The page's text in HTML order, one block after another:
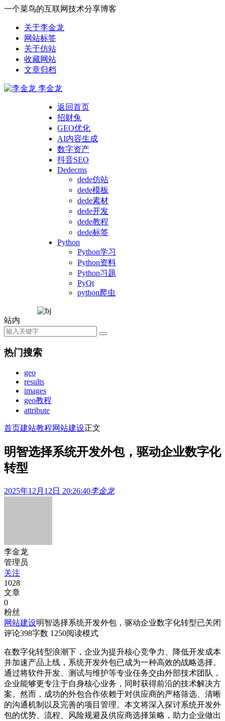
一个菜鸟的互联网技术分享博客
关于李金龙
网站标签
关于仿站
收藏网站
文章归档
李金龙
返回首页
招财兔
GEO优化
AI内容生成
数字资产
抖音SEO
Dedecms
dede仿站
dede模板
dede素材
dede开发
dede教程
dede标签
Python
Python学习
Python资料
Python习题
PyQt
python爬虫
站内
热门搜索
geo
results
images
geo教程
attribute
首页建站教程网站建设正文
明智选择系统开发外包，驱动企业数字化
转型
2025年12月12日 20:26:40李金龙
李金龙
管理员
关注
1028
文章
0
粉丝
网站建设明智选择系统开发外包，驱动企业数字化转型已关闭
评论398字数 1250阅读模式
在数字化转型浪潮下，企业为提升核心竞争力、降低开发成本
并加速产品上线，系统开发外包已成为一种高效的战略选择。
通过将软件开发、测试与维护等专业任务交由外部技术团队，
企业能够更专注于自身核心业务，同时获得前沿的技术解决方
案。然而，成功的外包合作依赖于对供应商的严格筛选、清晰
的沟通机制以及完善的项目管理。本文将深入探讨系统开发外
包的优势、流程、风险规避及供应商选择策略，助力企业做出